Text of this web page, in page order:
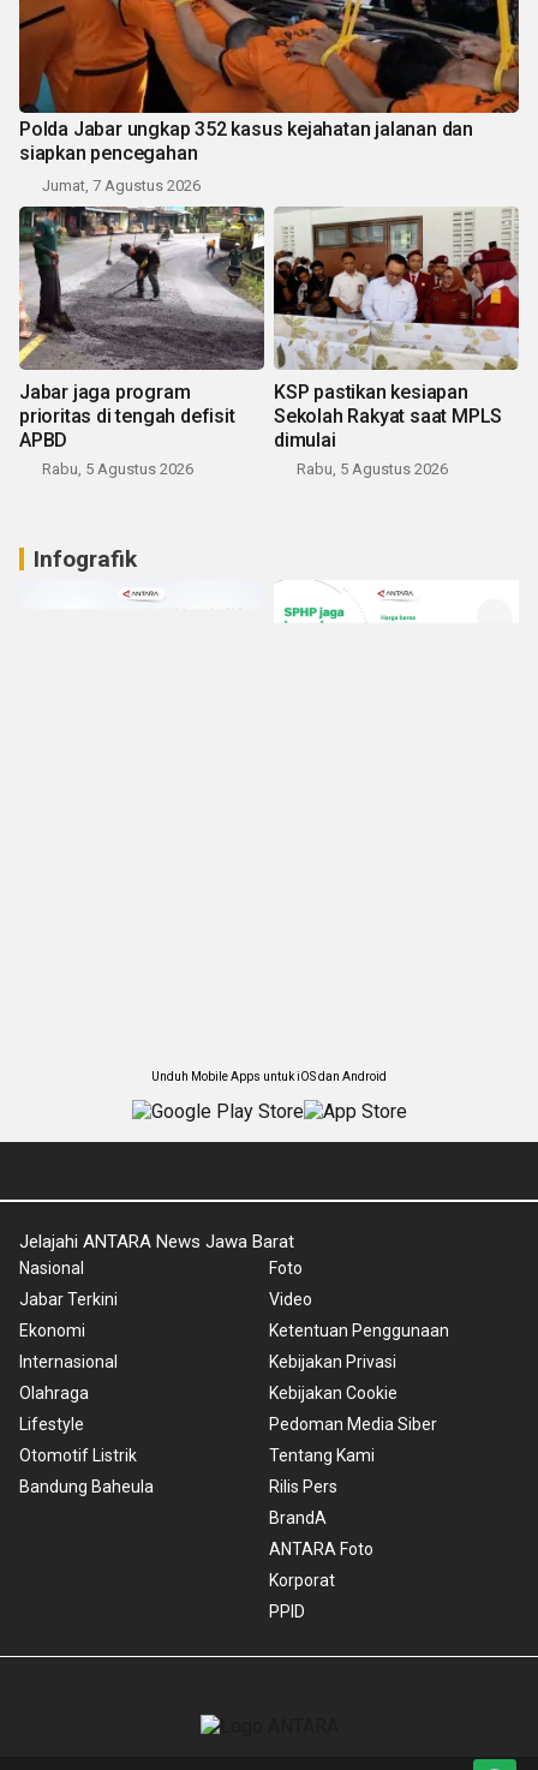
Polda Jabar ungkap 352 kasus kejahatan jalanan dan
siapkan pencegahan
Jumat, 7 Agustus 2026
Jabar jaga program
prioritas di tengah defisit
APBD
Rabu, 5 Agustus 2026
KSP pastikan kesiapan
Sekolah Rakyat saat MPLS
dimulai
Rabu, 5 Agustus 2026
Infografik
Unduh Mobile Apps untuk iOS dan Android
Jelajahi ANTARA News Jawa Barat
Nasional
Jabar Terkini
Ekonomi
Internasional
Olahraga
Lifestyle
Otomotif Listrik
Bandung Baheula
Foto
Video
Ketentuan Penggunaan
Kebijakan Privasi
Kebijakan Cookie
Pedoman Media Siber
Tentang Kami
Rilis Pers
BrandA
ANTARA Foto
Korporat
PPID